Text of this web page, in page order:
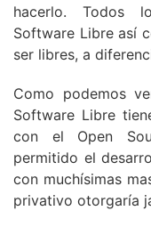
hacerlo. Todos
Software Libre así
ser libres, a
Como podemos
Software Libre
con el Open
permitido el
con muchísimas
privativo otorgaría